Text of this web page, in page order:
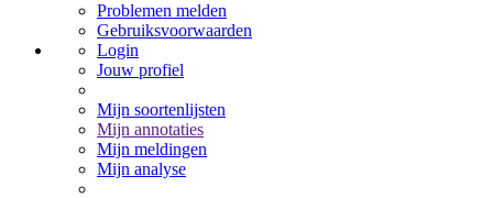
Problemen melden
Gebruiksvoorwaarden
Login
Jouw profiel
Mijn soortenlijsten
Mijn annotaties
Mijn meldingen
Mijn analyse